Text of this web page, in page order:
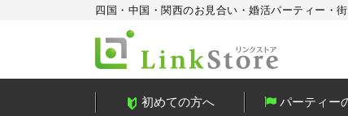
四国・中国・関西のお見合い・婚活パーティー・
初めての方へ パーティー